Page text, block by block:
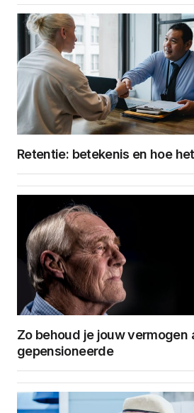
Retentie: betekenis en hoe
Zo behoud je jouw vermogen
gepensioneerde